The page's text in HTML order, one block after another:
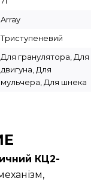
Array
Триступеневий
Для гранулятора, Для
двигуна, Для
мульчера, Для шнека
КЦ2-